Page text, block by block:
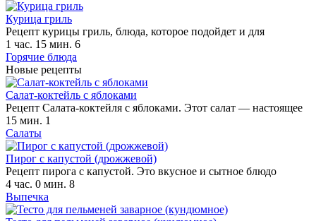
Курица гриль
Рецепт курицы гриль, блюда, которое подойдет и для
1 час. 15 мин. 6
Горячие блюда
Новые рецепты
Салат-коктейль с яблоками
Рецепт Салата-коктейля с яблоками. Этот салат — настоящее
15 мин. 1
Салаты
Пирог с капустой (дрожжевой)
Рецепт пирога с капустой. Это вкусное и сытное блюдо
4 час. 0 мин. 8
Выпечка